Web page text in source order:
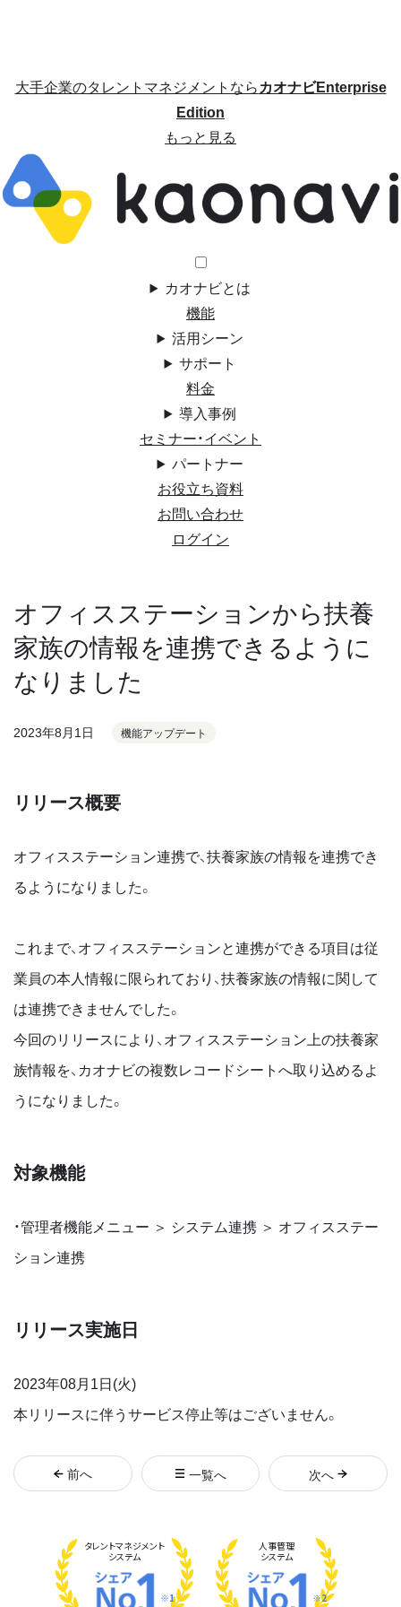
大手企業のタレントマネジメントならカオナビEnterprise
Edition
もっと見る
カオナビとは
機能
活用シーン
サポート
料金
導入事例
セミナー・イベント
パートナー
お役立ち資料
お問い合わせ
ログイン
オフィスステーションから扶養
家族の情報を連携できるように
なりました
2023年8月1日 機能アップデート
リリース概要
オフィスステーション連携で、扶養家族の情報を連携でき
るようになりました。
これまで、オフィスステーションと連携ができる項目は従
業員の本人情報に限られており、扶養家族の情報に関して
は連携できませんでした。
今回のリリースにより、オフィスステーション上の扶養家
族情報を、カオナビの複数レコードシートへ取り込めるよ
うになりました。
対象機能
・管理者機能メニュー ＞ システム連携 ＞ オフィスステー
ション連携
リリース実施日
2023年08月1日(火)
本リリースに伴うサービス停止等はございません。
前へ 一覧へ 次へ
タレントマネジメント
システム
※1
人事管理
システム
※2